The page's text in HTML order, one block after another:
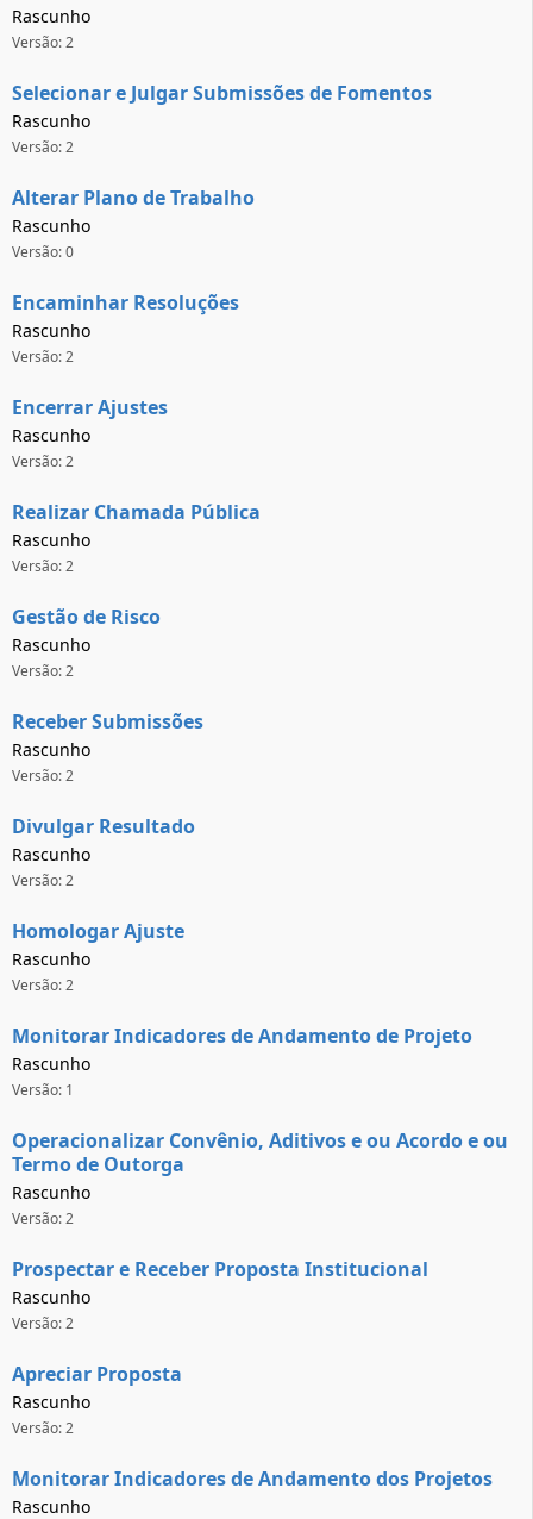
Rascunho
Versão: 2
Selecionar e Julgar Submissões de Fomentos
Rascunho
Versão: 2
Alterar Plano de Trabalho
Rascunho
Versão: 0
Encaminhar Resoluções
Rascunho
Versão: 2
Encerrar Ajustes
Rascunho
Versão: 2
Realizar Chamada Pública
Rascunho
Versão: 2
Gestão de Risco
Rascunho
Versão: 2
Receber Submissões
Rascunho
Versão: 2
Divulgar Resultado
Rascunho
Versão: 2
Homologar Ajuste
Rascunho
Versão: 2
Monitorar Indicadores de Andamento de Projeto
Rascunho
Versão: 1
Operacionalizar Convênio, Aditivos e ou Acordo e ou
Termo de Outorga
Rascunho
Versão: 2
Prospectar e Receber Proposta Institucional
Rascunho
Versão: 2
Apreciar Proposta
Rascunho
Versão: 2
Monitorar Indicadores de Andamento dos Projetos
Rascunho